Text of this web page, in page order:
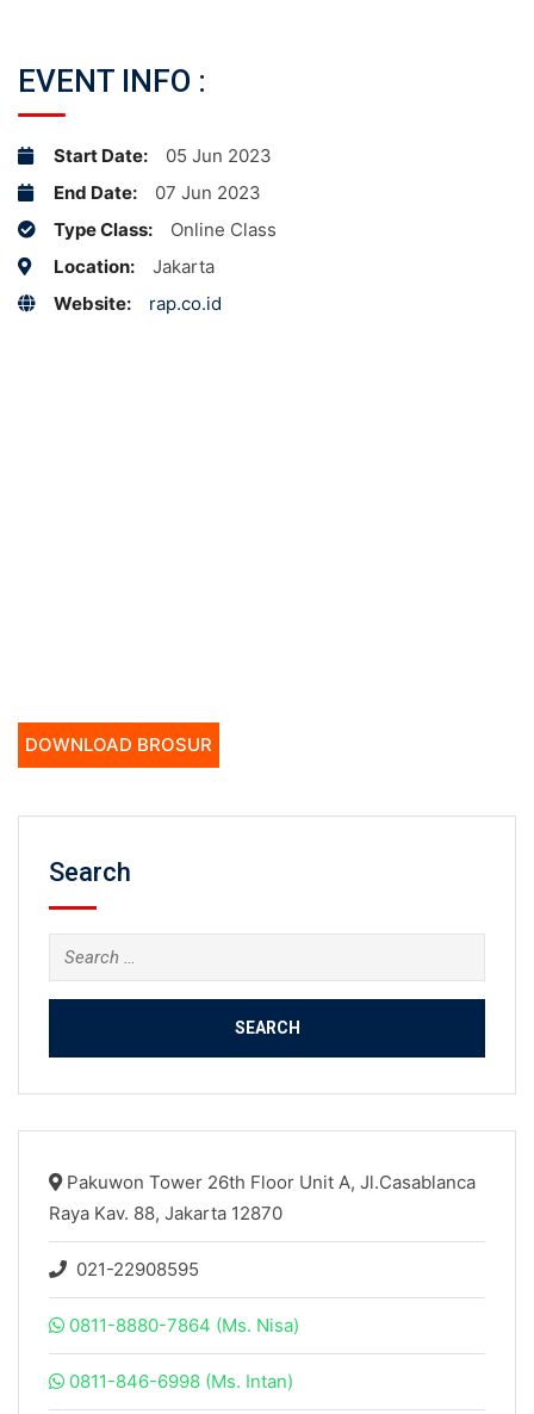
EVENT INFO :
Start Date:
05 Jun 2023
End Date:
07 Jun 2023
Type Class:
Online Class
Location:
Jakarta
Website:
rap.co.id
DOWNLOAD BROSUR
Search
Search
for:
Pakuwon Tower 26th Floor Unit A, Jl.Casablanca
Raya Kav. 88, Jakarta 12870
021-22908595
0811-8880-7864 (Ms. Nisa)
0811-846-6998 (Ms. Intan)